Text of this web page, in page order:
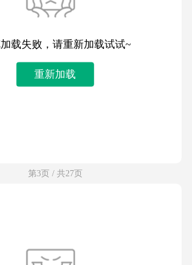
载失败，请重新加载试试~
重新加载
第3页 / 共27页